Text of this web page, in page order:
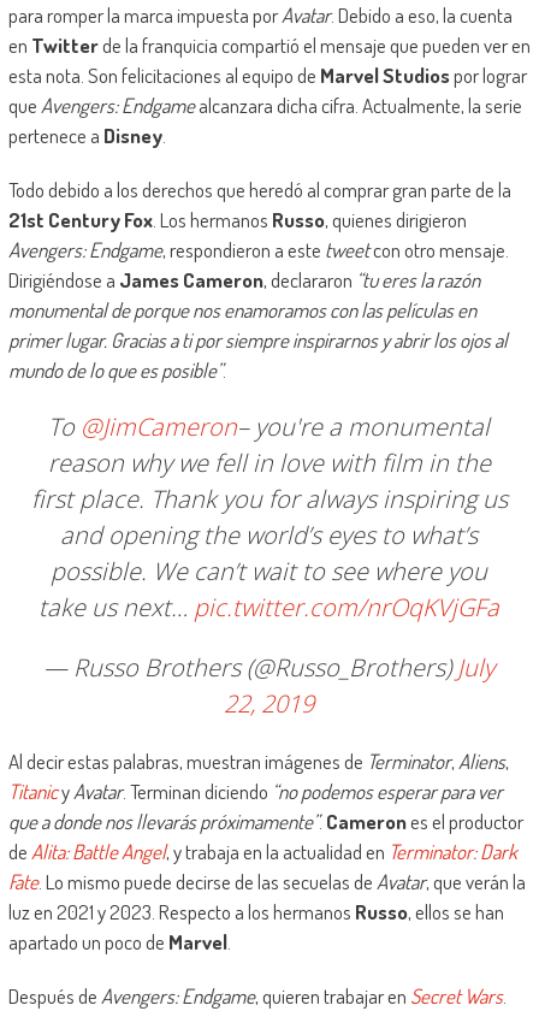
para romper la marca impuesta porAvatar. Debido a eso, la cuenta
en Twitterde la franquicia compartió el mensaje que pueden ver en
esta nota. Son felicitaciones al equipo de Marvel Studiospor lograr
que Avengers: Endgamealcanzara dicha cifra. Actualmente, la serie
pertenece a Disney.
Todo debido a los derechos que heredó al comprar gran parte de la
21st Century Fox. Los hermanos Russo, quienes dirigieron
Avengers: Endgame, respondieron a este tweetcon otro mensaje.
Dirigiéndose a James Cameron, declararon “tu eres la razón
monumental de porque nos enamoramos con las películas en
primer lugar. Gracias a ti por siempre inspirarnos y abrir los ojos al
mundo de lo que es posible”.
To @JimCameron– you're a monumental
reason why we fell in love with film in the
first place. Thank you for always inspiring us
and opening the world’s eyes to what’s
possible. We can’t wait to see where you
take us next… pic.twitter.com/nrOqKVjGFa
— Russo Brothers (@Russo_Brothers)July
22, 2019
Al decir estas palabras, muestran imágenes de Terminator, Aliens,
TitanicyAvatar. Terminan diciendo “no podemos esperar para ver
que a donde nos llevarás próximamente”.Camerones el productor
de Alita: Battle Angel, y trabaja en la actualidad en Terminator: Dark
Fate. Lo mismo puede decirse de las secuelas de Avatar, que verán la
luz en 2021 y 2023. Respecto a los hermanos Russo, ellos se han
apartado un poco de Marvel.
Después de Avengers: Endgame, quieren trabajar en Secret Wars.